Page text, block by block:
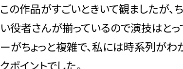
この作品がすごいときいて観ましたが、
い役者さんが揃っているので演技はとっ
ーがちょっと複雑で、私には時系列がわ
クポイントでした。